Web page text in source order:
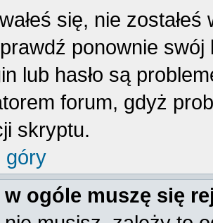
się, nie
ponownie swój
lub hasło są
forum, gdyż
skryptu.
góry
w ogóle muszę się